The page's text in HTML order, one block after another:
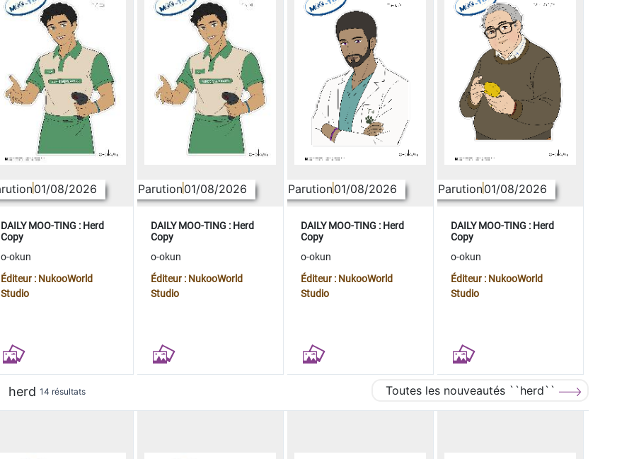
01/08/2026
DAILY MOO-TING : Herd
Copy
o-okun
Éditeur : NukooWorld
Studio
Parution01/08/2026
DAILY MOO-TING : Herd
Copy
o-okun
Éditeur : NukooWorld
Studio
Parution01/08/2026
DAILY MOO-TING : Herd
Copy
o-okun
Éditeur : NukooWorld
Studio
Parution01/08/2026
DAILY MOO-TING : Herd
Copy
o-okun
Éditeur : NukooWorld
Studio
herd 14 résultats Toutes les nouveautés ``herd``